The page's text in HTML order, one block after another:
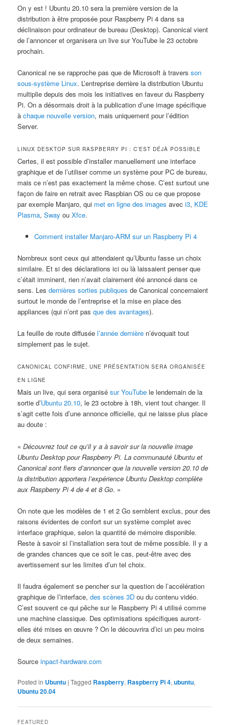
On y est ! Ubuntu 20.10 sera la première version de la
distribution à être proposée pour Raspberry Pi 4 dans sa
déclinaison pour ordinateur de bureau (Desktop). Canonical vient
de l’annoncer et organisera un live sur YouTube le 23 octobre
prochain.
Canonical ne se rapproche pas que de Microsoft à traversson
sous-système Linux. L’entreprise derrière la distribution Ubuntu
multiplie depuis des mois les initiatives en faveur du Raspberry
Pi. On a désormais droit à la publication d’une image spécifique
àchaque nouvelle version, mais uniquement pour l’édition
Server.
LINUX DESKTOP SUR RASPBERRY PI : C’EST DÉJÀ POSSIBLE
Certes, il est possible d’installer manuellement une interface
graphique et de l’utiliser comme un système pour PC de bureau,
mais ce n’est pas exactement la même chose. C’est surtout une
façon de faire en retrait avec Raspbian OS ou ce que propose
par exemple Manjaro, qui met en ligne des images aveci3, KDE
Plasma,Sway ouXfce.
Comment installer Manjaro-ARM sur un Raspberry Pi 4
Nombreux sont ceux qui attendaient qu’Ubuntu fasse un choix
similaire. Et si des déclarations ici ou là laissaient penser que
c’était imminent, rien n’avait clairement été annoncé dans ce
sens. Lesdernières sorties publiques de Canonical concernaient
surtout le monde de l’entreprise et la mise en place des
appliances (qui n’ont pasque des avantages).
La feuille de route diffuséel’année dernière n’évoquait tout
simplement pas le sujet.
CANONICAL CONFIRME, UNE PRÉSENTATION SERA ORGANISÉE
EN LIGNE
Mais un live, qui sera organisésur YouTube le lendemain de la
sortie d’Ubuntu 20.10, le 23 octobre à 18h, vient tout changer. Il
s’agit cette fois d’une annonce officielle, qui ne laisse plus place
au doute :
«Découvrez tout ce qu’il y a à savoir sur la nouvelle image
Ubuntu Desktop pour Raspberry Pi. La communauté Ubuntu et
Canonical sont fiers d’annoncer que la nouvelle version 20.10 de
la distribution apportera l’expérience Ubuntu Desktop complète
aux Raspberry Pi 4 de 4 et 8 Go. »
On note que les modèles de 1 et 2 Go semblent exclus, pour des
raisons évidentes de confort sur un système complet avec
interface graphique, selon la quantité de mémoire disponible.
Reste à savoir si l’installation sera tout de même possible. Il y a
de grandes chances que ce soit le cas, peut-être avec des
avertissement sur les limites d’un tel choix.
Il faudra également se pencher sur la question de l’accélération
graphique de l’interface,des scènes 3D ou du contenu vidéo.
C’est souvent ce qui pêche sur le Raspberry Pi 4 utilisé comme
une machine classique. Des optimisations spécifiques auront-
elles été mises en œuvre ? On le découvrira d’ici un peu moins
de deux semaines.
Sourceinpact-hardware.com
Posted in Ubuntu |Tagged Raspberry, Raspberry Pi 4,ubuntu,
Ubuntu 20.04
FEATURED